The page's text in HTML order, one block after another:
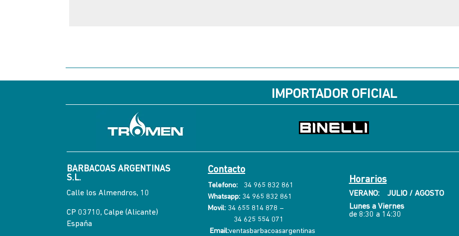
IMPORTADOR OFICIAL
BARBACOAS ARGENTINAS
S.L.
Calle los Almendros, 10
CP 03710, Calpe (Alicante)
España
Contacto
Telefono:
34 965 832 861
Whatsapp:34 965 832 861
Movil: 34 655 814 878 –
34 625 554 071
Email:ventasbarbacoasargentinas
Horarios
VERANO: JULIO / AGOSTO
Lunes a Viernes
de 8:30 a 14:30